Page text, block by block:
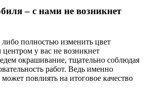
– с нами не возникнет
полностью изменить цвет
у вас не возникнет
окрашивание, тщательно соблюдая
работ. Ведь именно
повлиять на итоговое качество